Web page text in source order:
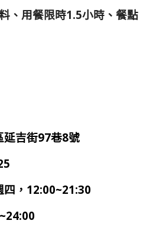
、用餐限時1.5小時、餐點
延吉街97巷8號
四，12:00~21:30